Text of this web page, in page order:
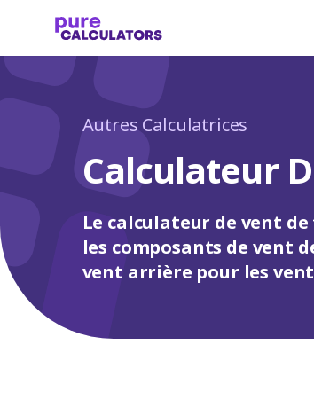
Autres Calculatrices
Calculateur
Le calculateur de vent
les composants de vent
vent arrière pour les